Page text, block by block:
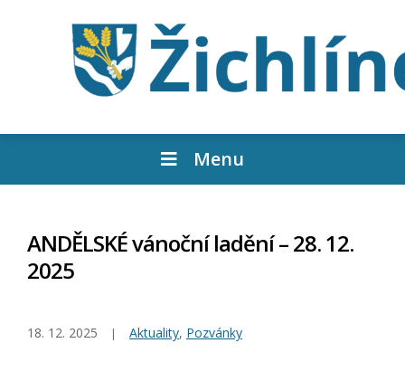
Menu
ANDĚLSKÉ vánoční ladění – 28. 12.
2025
18. 12. 2025 Aktuality, Pozvánky